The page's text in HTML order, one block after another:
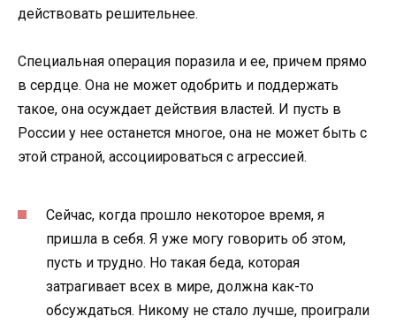
действовать решительнее.
Специальная операция поразила и ее, причем прямо
в сердце. Она не может одобрить и поддержать
такое, она осуждает действия властей. И пусть в
России у нее останется многое, она не может быть с
этой страной, ассоциироваться с агрессией.
Сейчас, когда прошло некоторое время, я
пришла в себя. Я уже могу говорить об этом,
пусть и трудно. Но такая беда, которая
затрагивает всех в мире, должна как-то
обсуждаться. Никому не стало лучше, проиграли